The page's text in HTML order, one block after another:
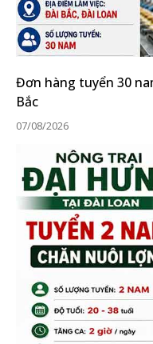
Đơn hàng tuyển 30
Bắc
07/08/2026